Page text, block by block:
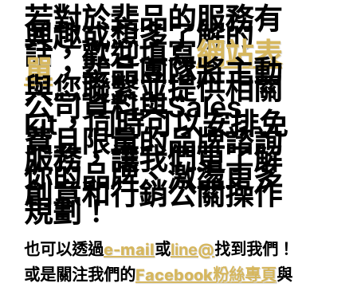
若對於斐品的服務有
興趣或想多了解的
話，歡迎填寫網站表
單，斐品團隊將主動
與您聯繫並提供相關
公司資料與Sales
kit，同時可以安排免
費且限量的品牌諮詢
服務，讓我們更了解
你的品牌、激盪更多
創意和行銷公關操作
規劃！
也可以透過e-mail或line@找到我們！
或是關注我們的Facebook粉絲專頁與